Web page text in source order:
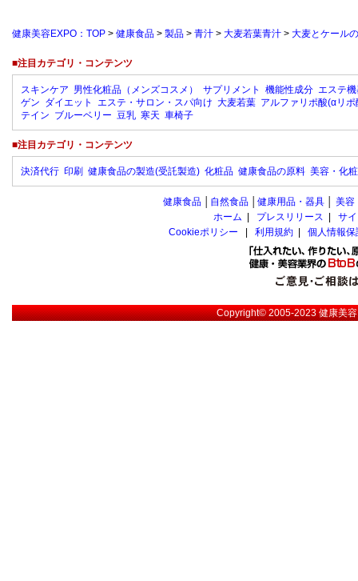
健康美容EXPO：TOP > 健康食品 > 製品 > 青汁 > 大麦若葉青汁 > 大麦とケール
■注目カテゴリ・コンテンツ
スキンケア 男性化粧品（メンズコスメ） サプリメント 機能性成分 エステ
ゲン ダイエット エステ・サロン・スパ向け 大麦若葉 アルファリポ酸(αリポ
テイン ブルーベリー 豆乳 寒天 車椅子
■注目カテゴリ・コンテンツ
決済代行 印刷 健康食品の製造(受託製造) 化粧品 健康食品の原料 美容・化
健康食品 自然食品 健康用品・器具 美容
ホーム
プレスリリース
サ
Cookieポリシー
利用規約 個人情報
Copyright© 2005-2023健康美